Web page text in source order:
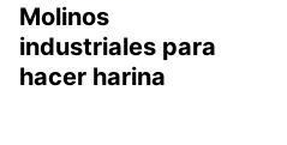
Molinos
industriales para
hacer harina